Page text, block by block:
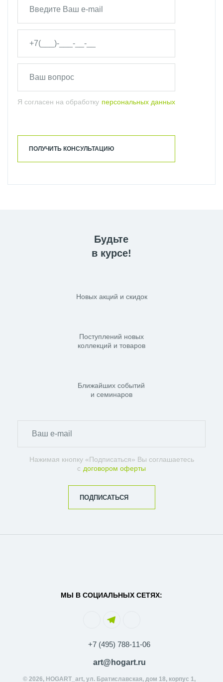
Я согласен на обработку персональных данных
ПОЛУЧИТЬ КОНСУЛЬТАЦИЮ
Будьте
в курсе!
Новых акций и скидок
Поступлений новых
коллекций и товаров
Ближайших событий
и семинаров
Нажимая кнопку «Подписаться» Вы соглашаетесь
с договором оферты
ПОДПИСАТЬСЯ
МЫ В СОЦИАЛЬНЫХ СЕТЯХ:
+7 (495) 788-11-06
art@hogart.ru
© 2026, HOGART_art, ул. Братиславская, дом 18, корпус 1,